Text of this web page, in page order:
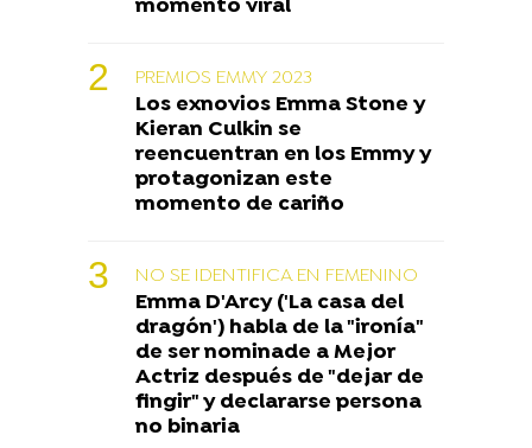
momento viral
PREMIOS EMMY 2023
Los exnovios Emma Stone y
Kieran Culkin se
reencuentran en los Emmy y
protagonizan este
momento de cariño
NO SE IDENTIFICA EN FEMENINO
Emma D'Arcy ('La casa del
dragón') habla de la "ironía"
de ser nominade a Mejor
Actriz después de "dejar de
fingir" y declararse persona
no binaria